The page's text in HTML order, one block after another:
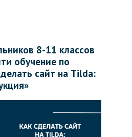
8-11 классов
обучение по
сайт на Tilda: